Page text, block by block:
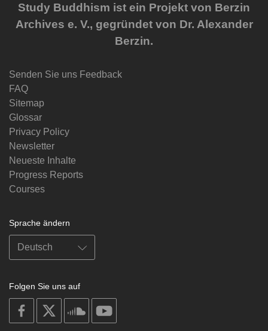
Study Buddhism ist ein Projekt von Berzin
Archives e. V., gegründet von Dr. Alexander
Berzin.
Senden Sie uns Feedback
FAQ
Sitemap
Glossar
Privacy Policy
Newsletter
Neueste Inhalte
Progress Reports
Courses
Sprache ändern
Folgen Sie uns auf
on
facebook
soundcloud